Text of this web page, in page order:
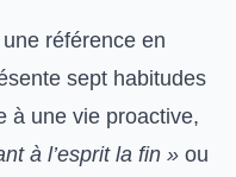
référence en
sept habitudes
à une vie proactive,
à l’esprit la fin » ou